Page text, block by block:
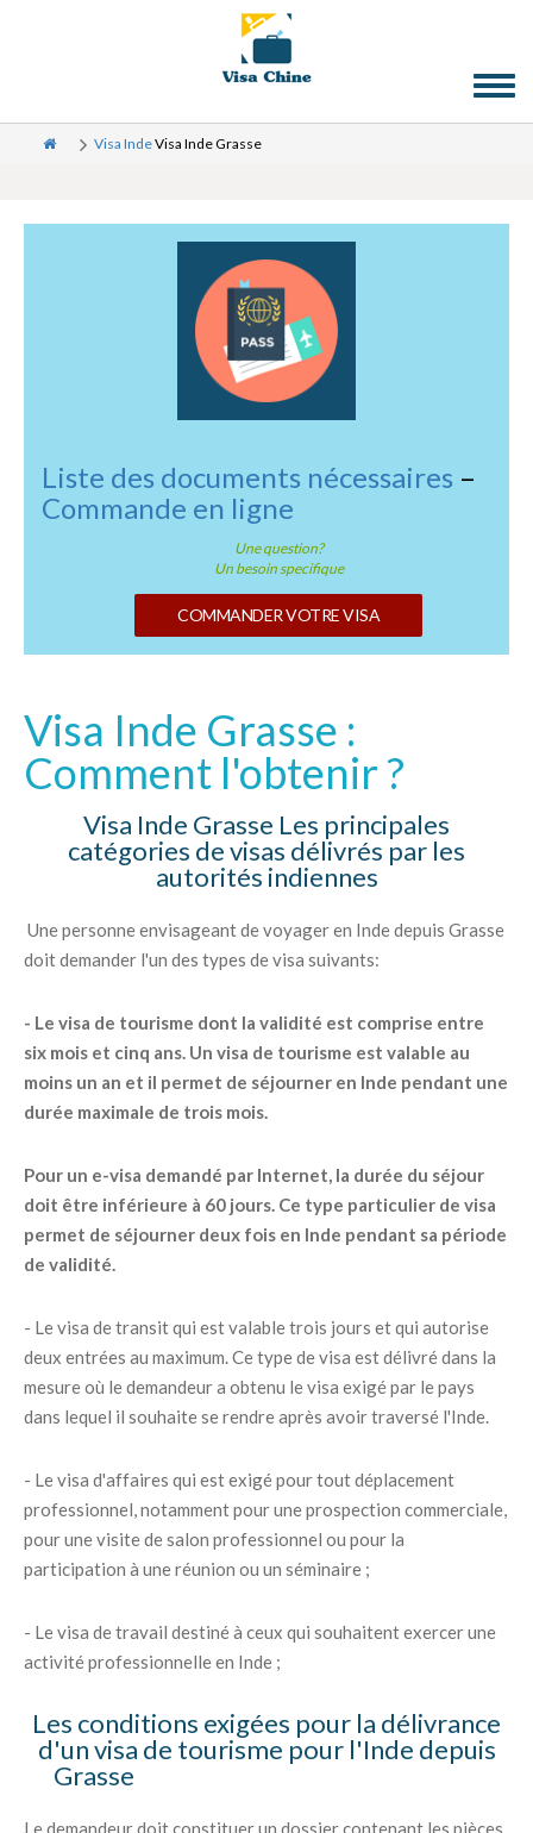
Visa IndeVisa Inde Grasse
Liste des documents nécessaires –
Commande en ligne
Une question?
Un besoin specifique
COMMANDER VOTRE VISA
Visa Inde Grasse :
Comment l'obtenir ?
Visa Inde Grasse Les principales
catégories de visas délivrés par les
autorités indiennes
Une personne envisageant de voyager en Inde depuis Grasse
doit demander l'un des types de visa suivants:
- Le visa de tourisme dont la validité est comprise entre
six mois et cinq ans. Un visa de tourisme est valable au
moins un an et il permet de séjourner en Inde pendant une
durée maximale de trois mois.
Pour un e-visa demandé par Internet, la durée du séjour
doit être inférieure à 60 jours. Ce type particulier de visa
permet de séjourner deux fois en Inde pendant sa période
de validité.
- Le visa de transit qui est valable trois jours et qui autorise
deux entrées au maximum. Ce type de visa est délivré dans la
mesure où le demandeur a obtenu le visa exigé par le pays
dans lequel il souhaite se rendre après avoir traversé l'Inde.
- Le visa d'affaires qui est exigé pour tout déplacement
professionnel, notamment pour une prospection commerciale,
pour une visite de salon professionnel ou pour la
participation à une réunion ou un séminaire ;
- Le visa de travail destiné à ceux qui souhaitent exercer une
activité professionnelle en Inde ;
Les conditions exigées pour la délivrance
d'un visa de tourisme pour l'Inde depuis
Grasse
Le demandeur doit constituer un dossier contenant les pièces